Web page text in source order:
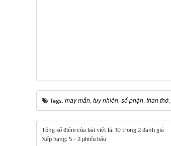
Tags: may mắn, tuy nhiên, số phận, than thở,
Tổng số điểm của bài viết là: 10 trong 2 đánh giá
Xếp hạng: 5 - 2 phiếu bầu